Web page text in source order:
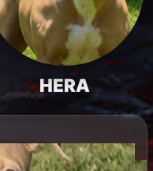
HERA